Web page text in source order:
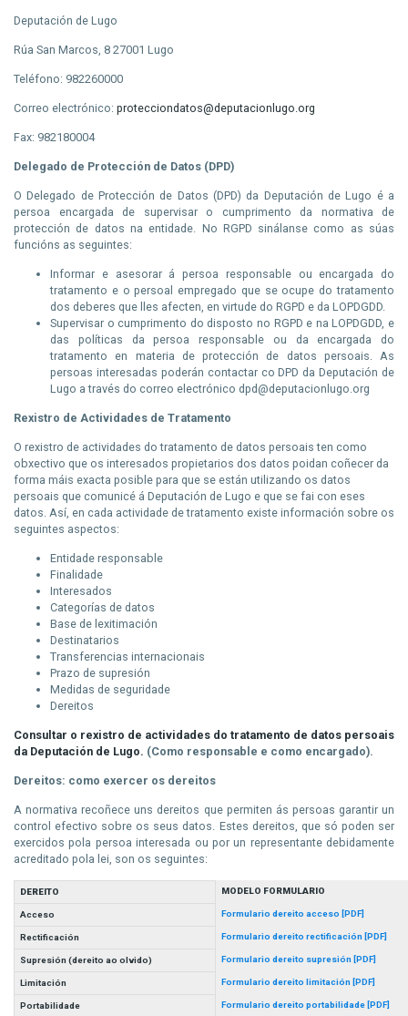
Deputación de Lugo
Rúa San Marcos, 8 27001 Lugo
Teléfono: 982260000
Correo electrónico: protecciondatos@deputacionlugo.org
Fax: 982180004
Delegado de Protección de Datos (DPD)
O Delegado de Protección de Datos (DPD) da Deputación de Lugo é a
persoa encargada de supervisar o cumprimento da normativa de
protección de datos na entidade. No RGPD sinálanse como as súas
funcións as seguintes:
Informar e asesorar á persoa responsable ou encargada do
tratamento e o persoal empregado que se ocupe do tratamento
dos deberes que lles afecten, en virtude do RGPD e da LOPDGDD.
Supervisar o cumprimento do disposto no RGPD e naLOPDGDD, e
das políticas da persoa responsable ou da encargada do
tratamento en materia de protección de datos persoais. As
persoas interesadas poderán contactar coDPD da Deputación de
Lugo a través do correo electrónico dpd@deputacionlugo.org
Rexistro de Actividades de Tratamento
O rexistro de actividades do tratamento de datos persoais ten como
obxectivo que os interesados propietarios dos datos poidan coñecer da
forma máis exacta posible para que se están utilizando os datos
persoais que comunicé á Deputación de Lugo e que se fai con eses
datos. Así, en cada actividade de tratamento existe información sobre os
seguintes aspectos:
Entidade responsable
Finalidade
Interesados
Categorías de datos
Base de lexitimación
Destinatarios
Transferencias internacionais
Prazo de supresión
Medidas de seguridade
Dereitos
Consultar o rexistro de actividades do tratamento de datos persoais
da Deputación de Lugo. (Como responsable e como encargado).
Dereitos: como exercer os dereitos
A normativa recoñece uns dereitos que permiten ás persoas garantir un
control efectivo sobre os seus datos. Estes dereitos, que só poden ser
exercidos pola persoa interesada ou por un representante debidamente
acreditado pola lei, son os seguintes:
DEREITO MODELO FORMULARIO
Acceso Formulario dereito acceso [PDF]
Rectificación Formulario dereito rectificación [PDF]
Supresión (dereito ao olvido) Formulario dereito supresión [PDF]
Limitación Formulario dereito limitación [PDF]
Portabilidade Formulario dereito portabilidade [PDF]